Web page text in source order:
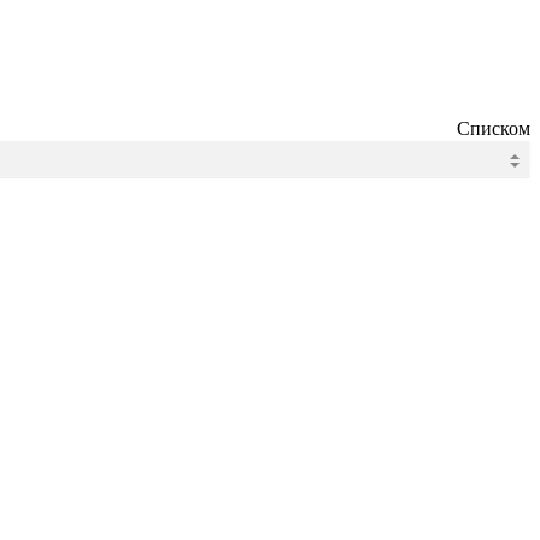
Списком